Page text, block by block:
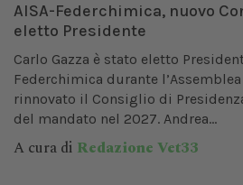
AISA-Federchimica, nuovo
eletto Presidente
Carlo Gazza è stato eletto
Federchimica durante
rinnovato il Consiglio di
del mandato nel 2027. Andrea...
A cura di Redazione Vet33